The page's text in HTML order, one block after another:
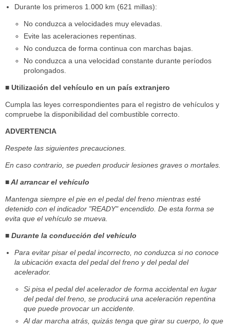
Durante los primeros 1.000 km (621 millas):
No conduzca a velocidades muy elevadas.
Evite las aceleraciones repentinas.
No conduzca de forma continua con marchas bajas.
No conduzca a una velocidad constante durante períodos
prolongados.
■ Utilización del vehículo en un país extranjero
Cumpla las leyes correspondientes para el registro de vehículos y
compruebe la disponibilidad del combustible correcto.
ADVERTENCIA
Respete las siguientes precauciones.
En caso contrario, se pueden producir lesiones graves o mortales.
■ Al arrancar el vehículo
Mantenga siempre el pie en el pedal del freno mientras esté
detenido con el indicador "READY" encendido. De esta forma se
evita que el vehículo se mueva.
■ Durante la conducción del vehículo
Para evitar pisar el pedal incorrecto, no conduzca si no conoce
la ubicación exacta del pedal del freno y del pedal del
acelerador.
Si pisa el pedal del acelerador de forma accidental en lugar
del pedal del freno, se producirá una aceleración repentina
que puede provocar un accidente.
Al dar marcha atrás, quizás tenga que girar su cuerpo, lo que